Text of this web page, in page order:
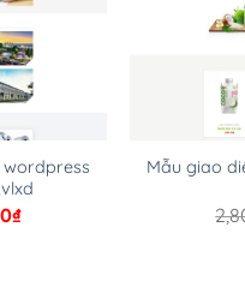
wordpress
₫Giá
Mẫu giao